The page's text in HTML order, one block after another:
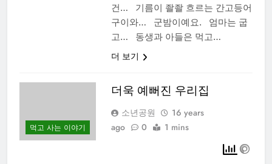
건… 기름이 좔좔 흐르는 간고등어
구이와… 군밤이예요. 엄마는 굽
고… 동생과 아들은 먹고…
더 보기
먹고 사는 이야기
더욱 예뻐진 우리집
소년공원
16 years
ago
0 1 mins